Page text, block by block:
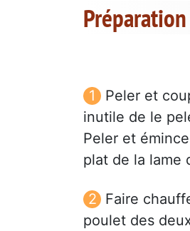
Préparation
Peler et
inutile de le
Peler et
plat de la lame
Faire
poulet des